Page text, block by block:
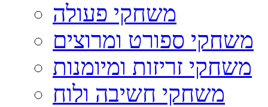
משחקי פעולה
משחקי ספורט ומרוצים
משחקי זריזות ומיומנות
משחקי חשיבה ולוח